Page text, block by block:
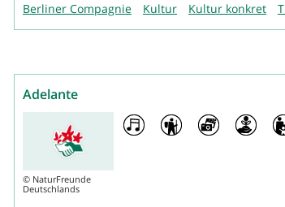
Berliner Compagnie Kultur Kultur konkret
Adelante
© NaturFreunde
Deutschlands